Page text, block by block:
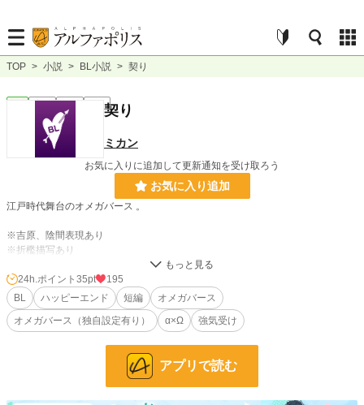
TOP > 小説 > BL小説 > 契り
完結 短編 R15契り
ミカン
お気に入りに追加して更新通知を受け取ろう
お気に入り追加
江戸時代舞台のオメガバース 。
※吉原、陰間表現あり
※折檻描写あり
小説 20,041 位 / 228,829 件
BL 5,031 位 / 31,430 件
文字数 13,659
24h.ポイント 35pt
195
BL
ハッピーエンド 短編
オメガバース
オメガバース（独自設定有り）
α×Ω 強気受け
アプリで読む